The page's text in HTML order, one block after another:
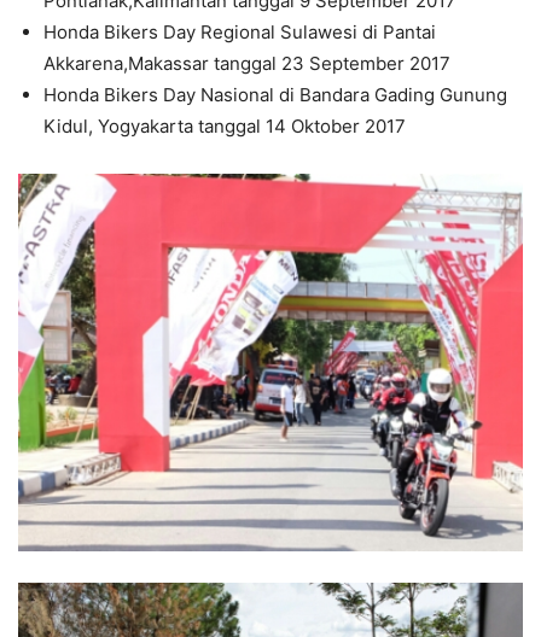
Honda Bikers Day Regional Sulawesi di Pantai
Akkarena,Makassar tanggal 23 September 2017
Honda Bikers Day Nasional di Bandara Gading Gunung
Kidul, Yogyakarta tanggal 14 Oktober 2017